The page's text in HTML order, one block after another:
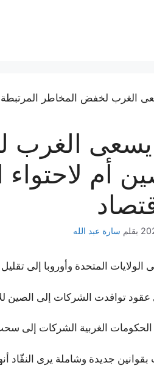
الغرب
أم
بقلم سارة عبد الله
الولايات المتحدة وأوروبا إلى
توافدت الشركات إلى الصين
الحكومات الغربية الشركات إلى
جديدة وشاملة يرى النقّاد